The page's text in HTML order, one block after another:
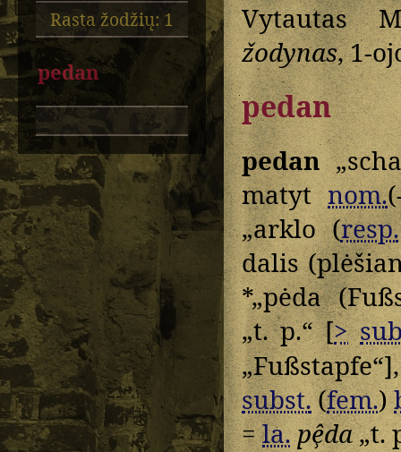
Rasta žodžių: 1
pedan
Vytautas
žodynas, 1-
pedan
pedan
matytnom.
„arklo (resp.
dalis
*„pėda
„t. p.“ [>
subst.(fem.)
=la. pê̹da„t.